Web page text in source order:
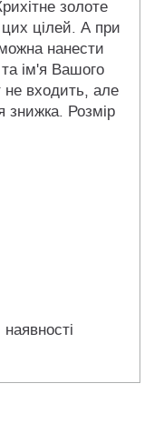
золоте
цих цілей. А при
нанести
ім'я Вашого
входить, але
знижка. Розмір